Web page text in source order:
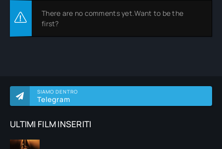
SIAMO DENTRO
Telegram
ULTIMI FILM INSERITI
There are no comments yet.Want to be the
first?